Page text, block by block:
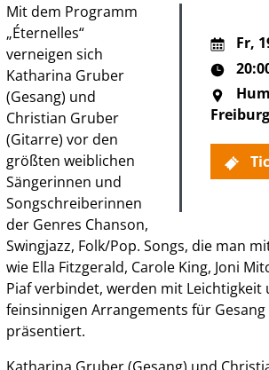
Fr,
Freiburg
Mit dem Programm
„Éternelles“
verneigen sich
Katharina Gruber
(Gesang) und
Christian Gruber
(Gitarre) vor den
größten weiblichen
Sängerinnen und
Songschreiberinnen
der Genres Chanson,
Swingjazz, Folk/Pop. Songs, die man
wie Ella Fitzgerald, Carole King, Joni
Piaf verbindet, werden mit Leichtigkeit
feinsinnigen Arrangements für
präsentiert.
Katharina Gruber (Gesang) und